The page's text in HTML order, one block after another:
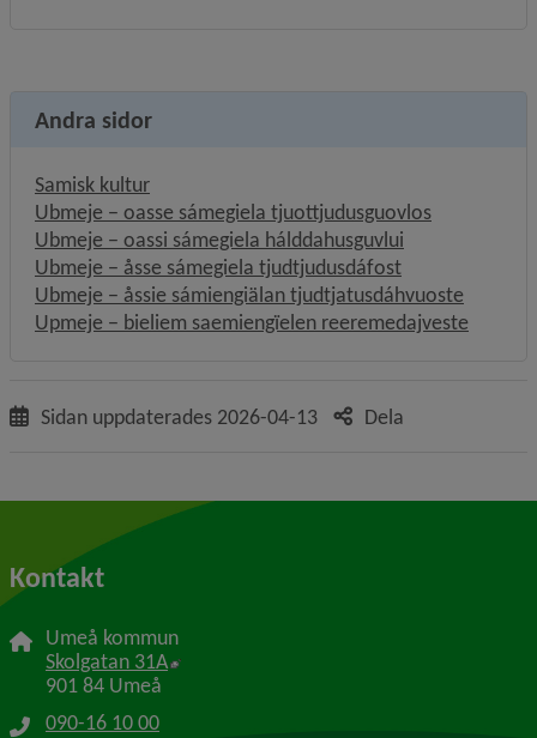
Andra sidor
Samisk kultur
Ubmeje − oasse sámegiela tjuottjudusguovlos
Ubmeje − oassi sámegiela hálddahusguvlui
Ubmeje − åsse sámegiela tjudtjudusdáfost
Ubmeje − åssie sámiengiälan tjudtjatusdáhvuoste
Upmeje − bieliem saemiengïelen reeremedajveste
Sidan uppdaterades 2026-04-13 Dela
Kontakt
Umeå kommun
Skolgatan 31A Länk till annan webbplats, öppnas i nytt
901 84 Umeå
090-16 10 00